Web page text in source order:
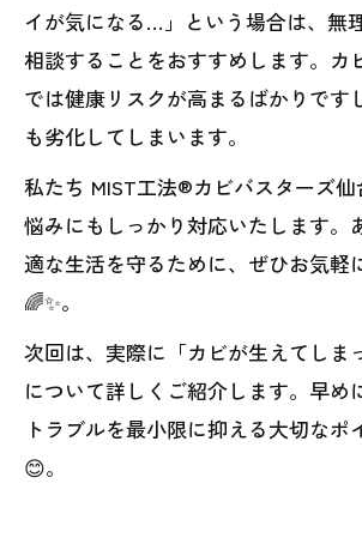
イが気になる…」という場合は、無
相談することをおすすめします。カ
では健康リスクが高まるばかりです
も劣化してしまいます。
私たち MIST工法®カビバスターズ
悩みにもしっかり対応いたします。
適な生活を守るために、ぜひお気軽
🌈✨。
次回は、実際に「カビが生えてしま
について詳しくご紹介します。早め
トラブルを最小限に抑える大切なポ
😊。